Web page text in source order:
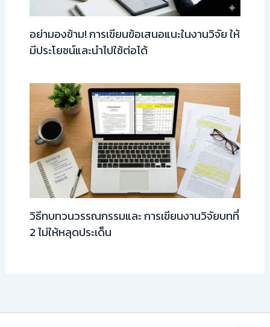
อย่ามองข้าม! การเขียนข้อเสนอแนะในงานวิจัย ให้
มีประโยชน์และนำไปใช้ต่อได้
วิธีทบทวนวรรณกรรมและ การเขียนงานวิจัยบทที่
2 ไม่ให้หลุดประเด็น